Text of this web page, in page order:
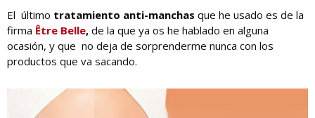
El último tratamiento anti-manchas que he usado es de la
firma Être Belle, de la que ya os he hablado en alguna
ocasión, y que no deja de sorprenderme nunca con los
productos que va sacando.